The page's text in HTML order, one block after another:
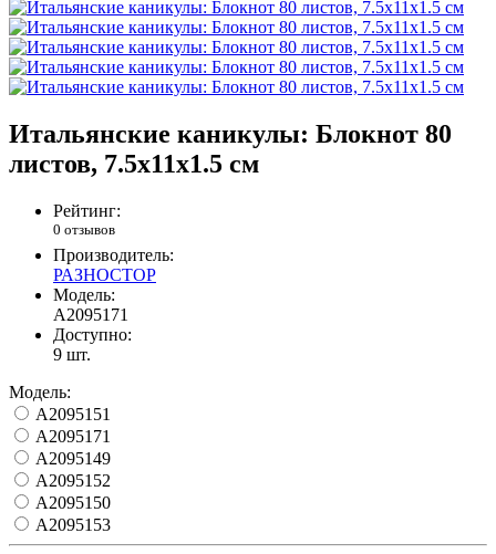
Итальянские каникулы: Блокнот 80
листов, 7.5x11x1.5 см
Рейтинг:
0 отзывов
Производитель:
РАЗНОСТОР
Модель:
A2095171
Доступно:
9 шт.
Модель:
A2095151
A2095171
A2095149
A2095152
A2095150
A2095153